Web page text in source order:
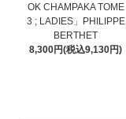
OK CHAMPAKA TOME
3 ; LADIES」PHILIPPE
BERTHET
8,300円(税込9,130円)